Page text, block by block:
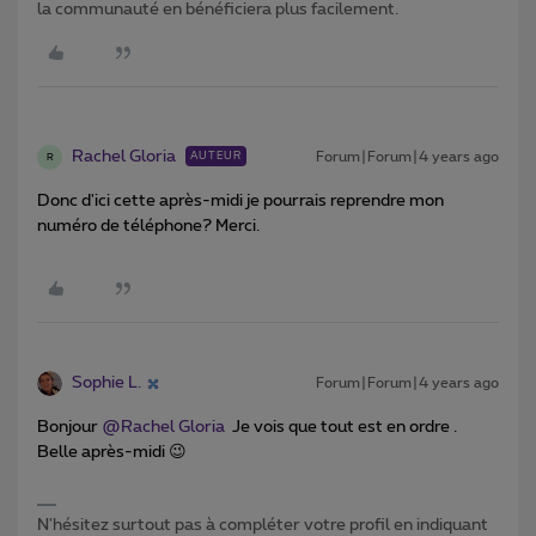
la communauté en bénéficiera plus facilement.
R Rachel Gloria AUTEUR Forum|Forum|4 years ago
Donc d'ici cette après-midi je pourrais reprendre mon
numéro de téléphone? Merci.
Sophie L. Forum|Forum|4 years ago
Bonjour @Rachel Gloria Je vois que tout est en ordre .
Belle après-midi 😉
N'hésitez surtout pas à compléter votre profil en indiquant